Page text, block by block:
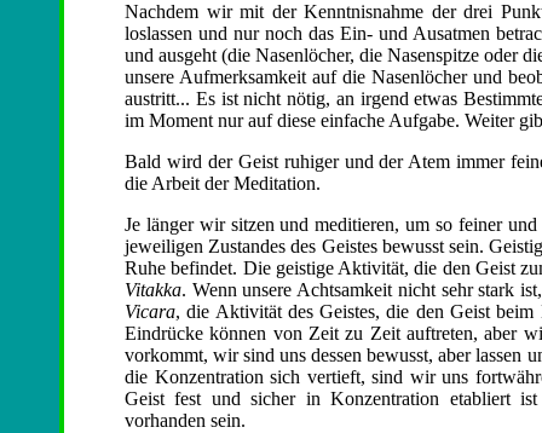
Nachdem wir mit der Kenntnisnahme der drei
loslassen und nur noch das Ein- und Ausatmen
und ausgeht (die Nasenlöcher, die Nasenspitze oder
unsere Aufmerksamkeit auf die Nasenlöcher und
austritt... Es ist nicht nötig, an irgend etwas
im Moment nur auf diese einfache Aufgabe. Weiter
Bald wird der Geist ruhiger und der Atem immer
die Arbeit der Meditation.
Je länger wir sitzen und meditieren, um so feiner
jeweiligen Zustandes des Geistes bewusst sein.
Ruhe befindet. Die geistige Aktivität, die den Geist
Vitakka. Wenn unsere Achtsamkeit nicht sehr stark
Vicara, die Aktivität des Geistes, die den Geist beim
Eindrücke können von Zeit zu Zeit auftreten, aber
vorkommt, wir sind uns dessen bewusst, aber lassen
die Konzentration sich vertieft, sind wir uns
Geist fest und sicher in Konzentration etabliert
vorhanden sein.